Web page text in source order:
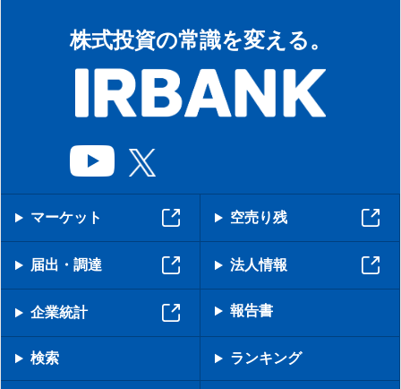
株式投資の常識を変える。
マーケット 空売り残
届出・調達 法人情報
企業統計 報告書
検索 ランキング